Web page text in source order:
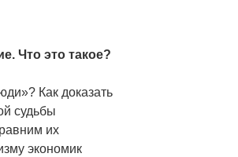
Что это такое?
Как доказать
судьбы
их
экономик